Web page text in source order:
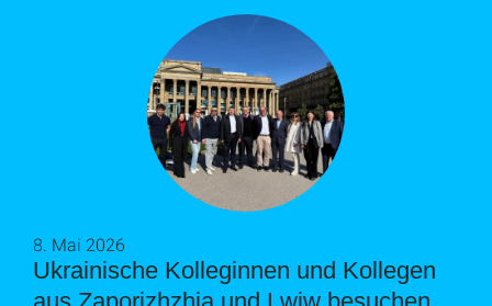
Ukrainische Kolleginnen und Kollegen
8. Mai 2026